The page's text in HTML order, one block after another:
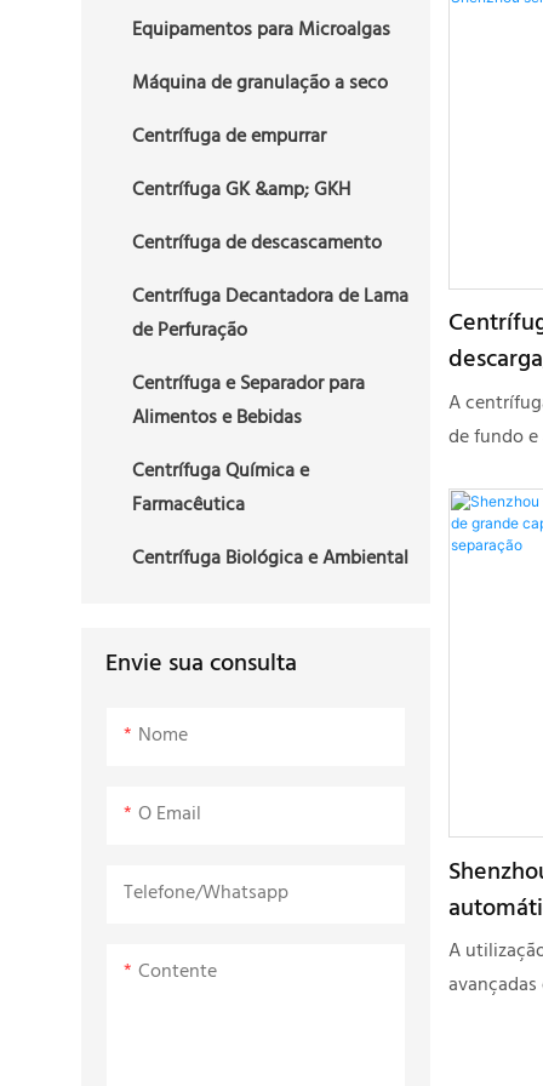
Equipamentos para Microalgas
Máquina de granulação a seco
Centrífuga de empurrar
Centrífuga GK &amp; GKH
Centrífuga de descascamento
Centrífuga Decantadora de Lama
de Perfuração
Centrífuga e Separador para
Alimentos e Bebidas
Centrífuga Química e
Farmacêutica
Centrífuga Biológica e Ambiental
Envie sua consulta
Nome
O Email
Telefone/whatsapp
Contente
utilizada
A
de fundo
similares
A